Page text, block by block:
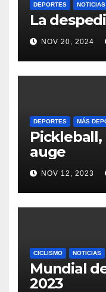
DEPORTES NOTICIAS
La
NOV 20, 2024
DEPORTES MÁS
auge
NOV 12, 2023
CICLISMO NOTICIAS
Mundial
2023